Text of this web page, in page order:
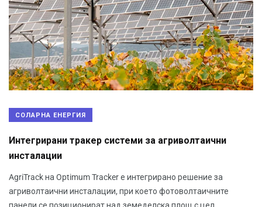
СОЛАРНА ЕНЕРГИЯ
Интегрирани тракер системи за агриволтаични
инсталации
AgriTrack на Optimum Tracker е интегрирано решение за
агриволтаични инсталации, при което фотоволтаичните
панели се позиционират над земеделска площ с цел